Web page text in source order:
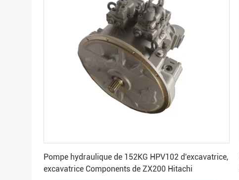
Pompe hydraulique de 152KG HPV102 d'excavatrice,
excavatrice Components de ZX200 Hitachi